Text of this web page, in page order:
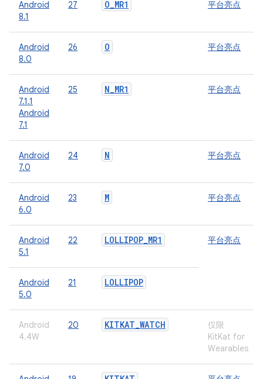
Android
8.1
27 O_MR1 平台亮点
Android
8.0
26 O 平台亮点
Android
7.1.1
Android
7.1
25 N_MR1 平台亮点
Android
7.0
24 N 平台亮点
Android
6.0
23 M 平台亮点
Android
5.1
22 LOLLIPOP_MR1 平台亮点
Android
5.0
21 LOLLIPOP
Android
4.4W
20 KITKAT_WATCH
仅限
KitKat for
Wearables